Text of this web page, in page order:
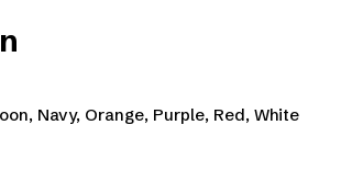
Navy, Orange, Purple, Red, White